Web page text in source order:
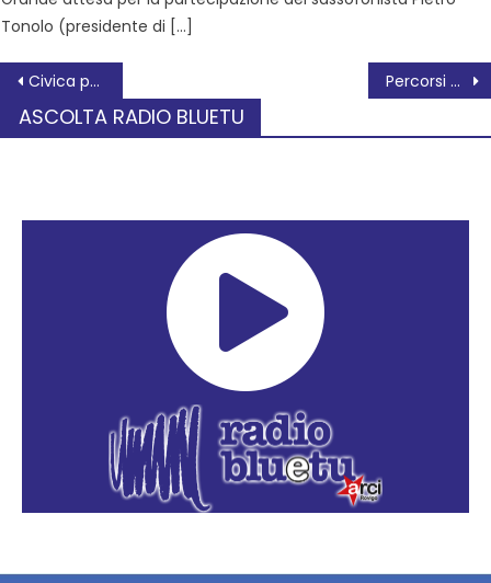
Tonolo (presidente di […]
Civica per Rovigo: Confartigianato lancia l’allarme, la politica tace Percorsi di genitorialità
ASCOLTA RADIO BLUETU